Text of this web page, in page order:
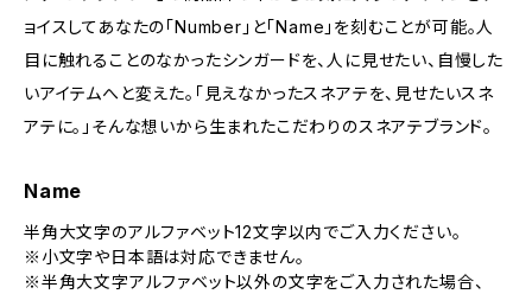
ョイスしてあなたの「Number」と「Name」を刻むことが可能。人
目に触れることのなかったシンガードを、人に見せたい、自慢した
いアイテムへと変えた。「見えなかったスネアテを、見せたいスネ
アテに。」そんな想いから生まれたこだわりのスネアテブランド。
Name
半角大文字のアルファベット12文字以内でご入力ください。
※小文字や日本語は対応できません。
※半角大文字アルファベット以外の文字をご入力された場合、